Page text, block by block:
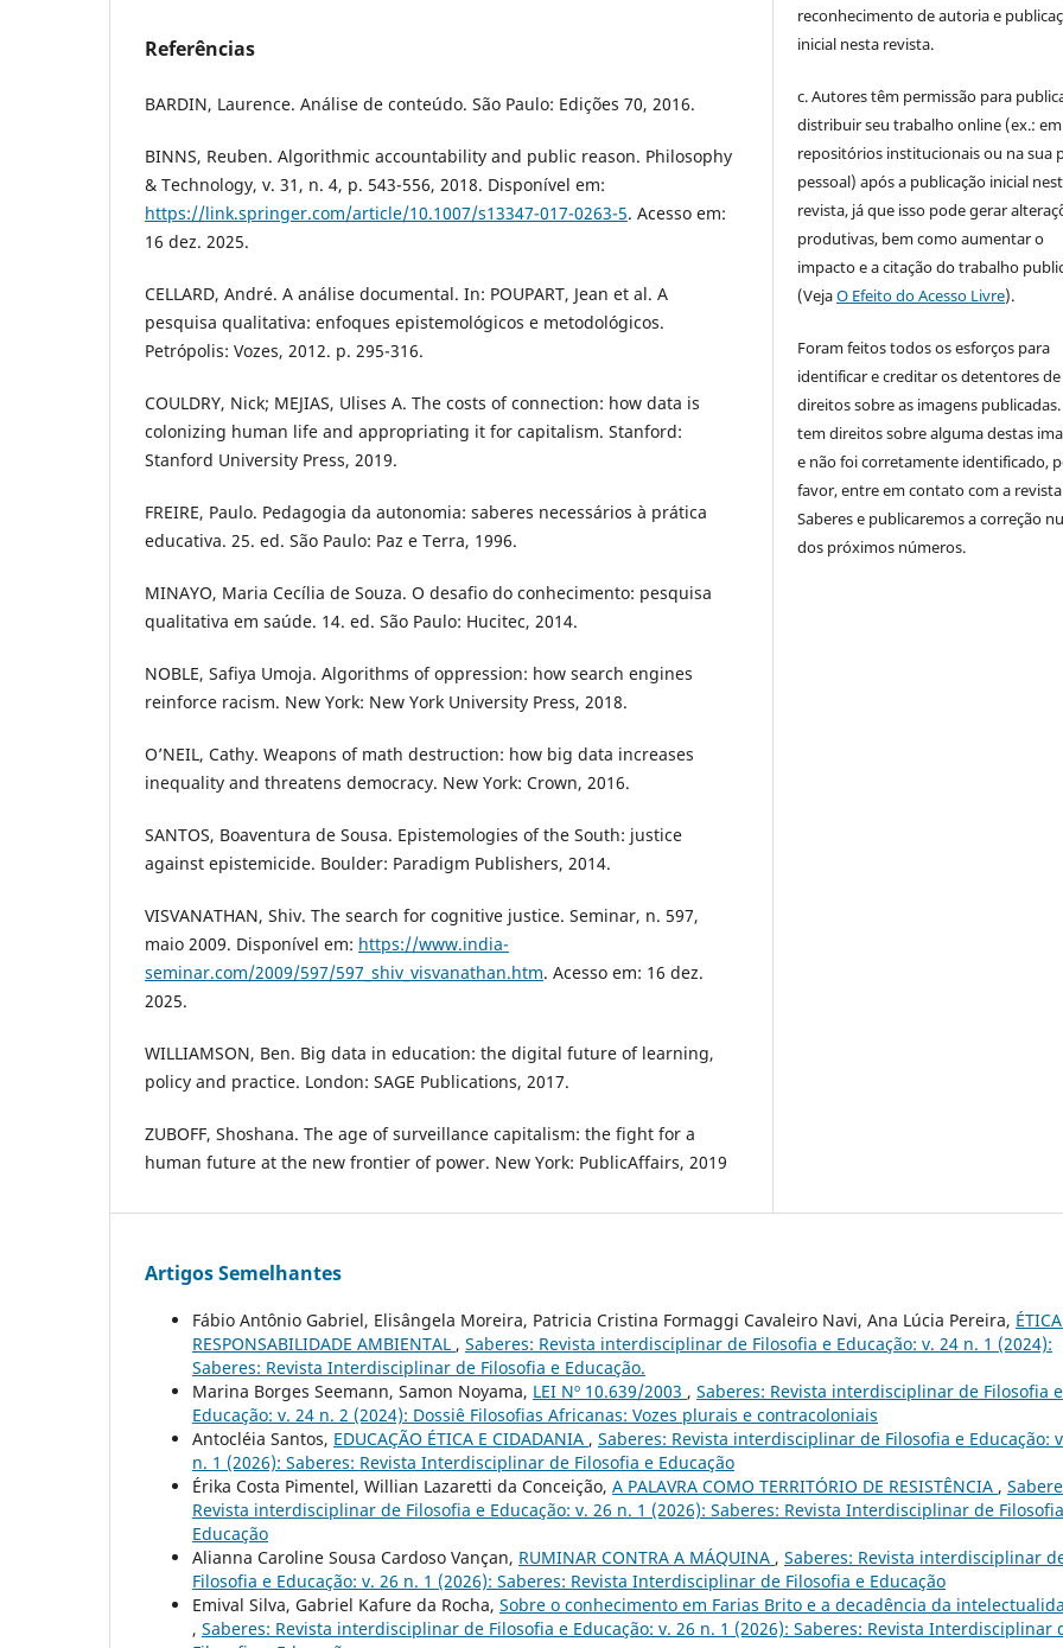
Referências
BARDIN, Laurence. Análise de conteúdo. São Paulo: Edições 70, 2016.
BINNS, Reuben. Algorithmic accountability and public reason. Philosophy
& Technology, v. 31, n. 4, p. 543-556, 2018. Disponível em:
https://link.springer.com/article/10.1007/s13347-017-0263-5. Acesso em:
16 dez. 2025.
CELLARD, André. A análise documental. In: POUPART, Jean et al. A
pesquisa qualitativa: enfoques epistemológicos e metodológicos.
Petrópolis: Vozes, 2012. p. 295-316.
COULDRY, Nick; MEJIAS, Ulises A. The costs of connection: how data is
colonizing human life and appropriating it for capitalism. Stanford:
Stanford University Press, 2019.
FREIRE, Paulo. Pedagogia da autonomia: saberes necessários à prática
educativa. 25. ed. São Paulo: Paz e Terra, 1996.
MINAYO, Maria Cecília de Souza. O desafio do conhecimento: pesquisa
qualitativa em saúde. 14. ed. São Paulo: Hucitec, 2014.
NOBLE, Safiya Umoja. Algorithms of oppression: how search engines
reinforce racism. New York: New York University Press, 2018.
O’NEIL, Cathy. Weapons of math destruction: how big data increases
inequality and threatens democracy. New York: Crown, 2016.
SANTOS, Boaventura de Sousa. Epistemologies of the South: justice
against epistemicide. Boulder: Paradigm Publishers, 2014.
VISVANATHAN, Shiv. The search for cognitive justice. Seminar, n. 597,
maio 2009. Disponível em: https://www.india-
seminar.com/2009/597/597_shiv_visvanathan.htm. Acesso em: 16 dez.
2025.
WILLIAMSON, Ben. Big data in education: the digital future of learning,
policy and practice. London: SAGE Publications, 2017.
ZUBOFF, Shoshana. The age of surveillance capitalism: the fight for a
human future at the new frontier of power. New York: PublicAffairs, 2019
reconhecimento de autoria e
inicial nesta revista.
c. Autores têm permissão para
distribuir seu trabalho online (ex.: em
repositórios institucionais ou na sua
pessoal) após a publicação inicial
revista, já que isso pode gerar
produtivas, bem como aumentar o
impacto e a citação do trabalho
(VejaO Efeito do Acesso Livre).
Foram feitos todos os esforços para
identificar e creditar os detentores de
direitos sobre as imagens publicadas.
tem direitos sobre alguma destas
e não foi corretamente identificado,
favor, entre em contato com a revista
Saberes e publicaremos a correção
dos próximos números.
Artigos Semelhantes
Fábio Antônio Gabriel, Elisângela Moreira, Patricia Cristina Formaggi Cavaleiro Navi, Ana Lúcia Pereira,
RESPONSABILIDADE AMBIENTAL , Saberes: Revista interdisciplinar de Filosofia e Educação: v. 24 n. 1 (2024):
Saberes: Revista Interdisciplinar de Filosofia e Educação.
Marina Borges Seemann, Samon Noyama, LEI Nº 10.639/2003 , Saberes: Revista interdisciplinar de Filosofia e
Educação: v. 24 n. 2 (2024): Dossiê Filosofias Africanas: Vozes plurais e contracoloniais
Antocléia Santos, EDUCAÇÃO ÉTICA E CIDADANIA , Saberes: Revista interdisciplinar de Filosofia e Educação:
n. 1 (2026): Saberes: Revista Interdisciplinar de Filosofia e Educação
Érika Costa Pimentel, Willian Lazaretti da Conceição, A PALAVRA COMO TERRITÓRIO DE RESISTÊNCIA ,
Revista interdisciplinar de Filosofia e Educação: v. 26 n. 1 (2026): Saberes: Revista Interdisciplinar de
Educação
Alianna Caroline Sousa Cardoso Vançan, RUMINAR CONTRA A MÁQUINA , Saberes: Revista interdisciplinar
Filosofia e Educação: v. 26 n. 1 (2026): Saberes: Revista Interdisciplinar de Filosofia e Educação
Emival Silva, Gabriel Kafure da Rocha, Sobre o conhecimento em Farias Brito e a decadência da
, Saberes: Revista interdisciplinar de Filosofia e Educação: v. 26 n. 1 (2026): Saberes: Revista Interdisciplinar